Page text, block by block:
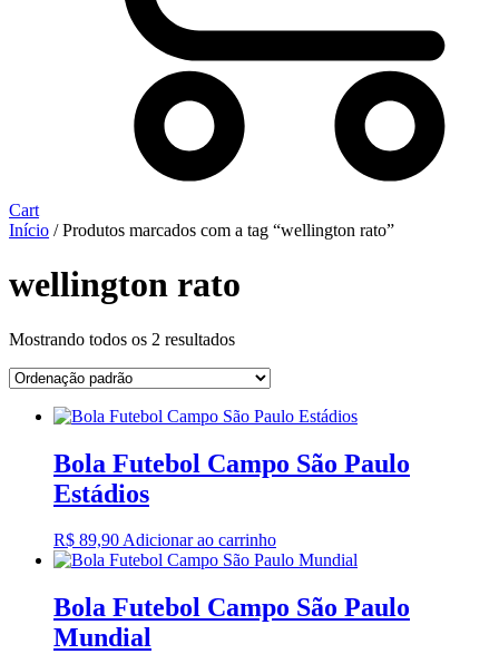
Cart
Início / Produtos marcados com a tag “wellington rato”
wellington rato
Mostrando todos os 2 resultados
Bola Futebol Campo São Paulo
Estádios
R$ 89,90Adicionar ao carrinho
Bola Futebol Campo São Paulo
Mundial